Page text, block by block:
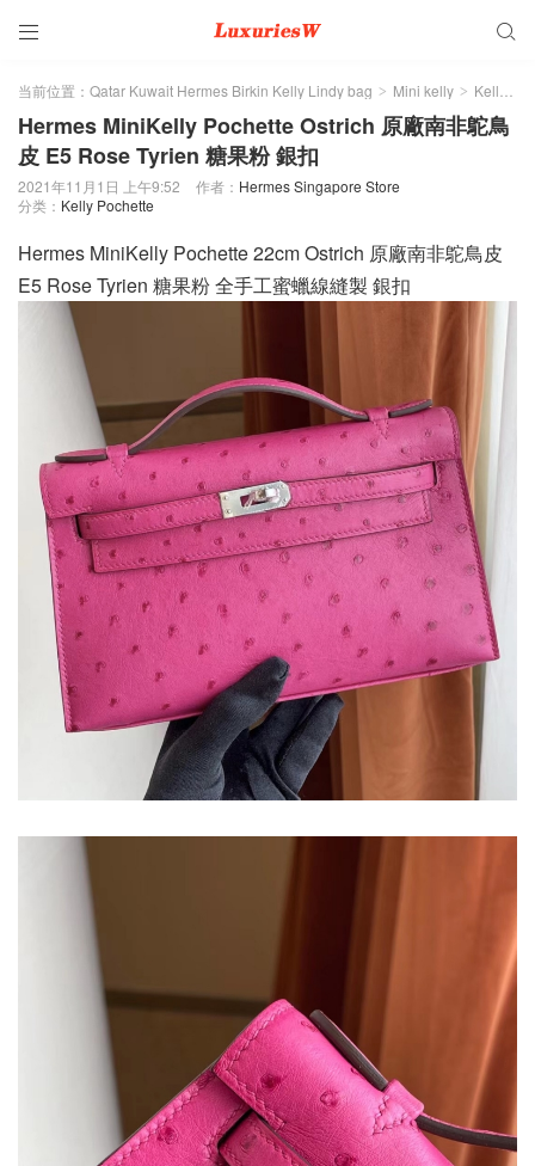
 
当前位置： Qatar Kuwait Hermes Birkin Kelly Lindy bag > Mini kelly > Kelly Pochette
Hermes MiniKelly Pochette Ostrich 原廠南非鴕鳥
皮 E5 Rose Tyrien 糖果粉 銀扣
2021年11月1日 上午9:52 作者： Hermes Singapore Store
分类： Kelly Pochette
Hermes MiniKelly Pochette 22cm Ostrich 原廠南非鴕鳥皮
E5 Rose Tyrien 糖果粉 全手工蜜蠟線縫製 銀扣